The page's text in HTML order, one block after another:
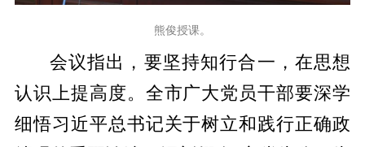
熊俊授课。
会议指出，要坚持知行合一，在思想
认识上提高度。全市广大党员干部要深学
细悟习近平总书记关于树立和践行正确政